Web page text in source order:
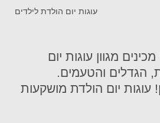
מגוון עוגות יום
הגדלים והטעמים.
עוגות יום הולדת מושקעות